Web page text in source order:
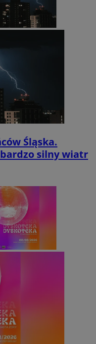
Śląska.
silny wiatr